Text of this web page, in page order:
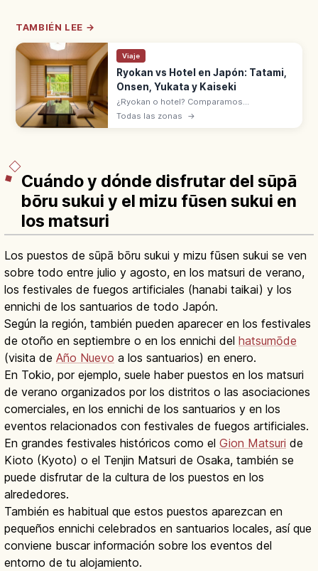
TAMBIÉN LEE →
Viaje
Ryokan vs Hotel en Japón: Tatami,
Onsen, Yukata y Kaiseki
¿Ryokan o hotel? Comparamos
habitaciones, comidas, onsen y normas del
Todas las zonas →
Cuándo y dónde disfrutar del sūpā
bōru sukui y el mizu fūsen sukui en
los matsuri
Los puestos de sūpā bōru sukui y mizu fūsen sukui se ven
sobre todo entre julio y agosto, en los matsuri de verano,
los festivales de fuegos artificiales (hanabi taikai) y los
ennichi de los santuarios de todo Japón.
Según la región, también pueden aparecer en los festivales
de otoño en septiembre o en los ennichi del hatsumōde
(visita de Año Nuevo a los santuarios) en enero.
En Tokio, por ejemplo, suele haber puestos en los matsuri
de verano organizados por los distritos o las asociaciones
comerciales, en los ennichi de los santuarios y en los
eventos relacionados con festivales de fuegos artificiales.
En grandes festivales históricos como el Gion Matsuri de
Kioto (Kyoto) o el Tenjin Matsuri de Osaka, también se
puede disfrutar de la cultura de los puestos en los
alrededores.
También es habitual que estos puestos aparezcan en
pequeños ennichi celebrados en santuarios locales, así que
conviene buscar información sobre los eventos del
entorno de tu alojamiento.